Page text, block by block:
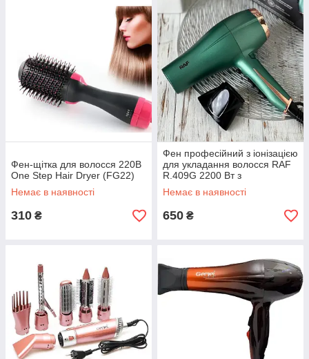
Фен-щітка для волосся 220В
One Step Hair Dryer (FG22)
Немає в наявності
310 ₴
Фен професійний з іонізацією
для укладання волосся RAF
R.409G 2200 Вт з
регулюванням швидкості та
температури з холодним та
Немає в наявності
650 ₴